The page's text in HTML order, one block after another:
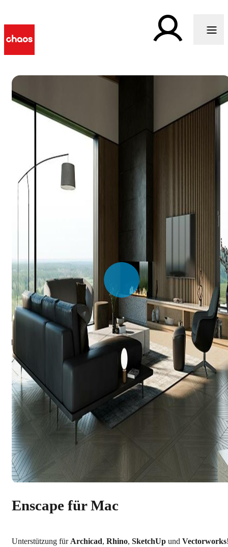
Enscape für Mac
Unterstützung fürArchicad, Rhino, SketchUp und Vectorworks